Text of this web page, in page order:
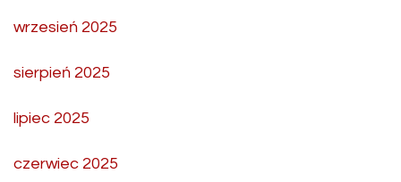
wrzesień 2025
sierpień 2025
lipiec 2025
czerwiec 2025